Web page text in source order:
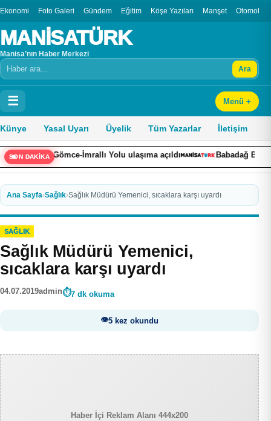
Ekonomi Foto Galeri Gündem Eğitim Köşe Yazıları Manşet Otomobil
MANİSATÜRK
Manisa’nın Haber Merkezi
Arama Ara
☰ Menü +
Künye Yasal Uyarı Üyelik Tüm Yazarlar İletişim
SON DAKİKA
Yolu ulaşıma açıldı Babadağ Belediyesinin kadınlara
Ana Sayfa›Sağlık›Sağlık Müdürü Yemenici, sıcaklara karşı uyardı
SAĞLIK
Sağlık Müdürü Yemenici,
sıcaklara karşı uyardı
04.07.2019admin 7 dk okuma
5 kez okundu
Haber İçi Reklam Alanı 444x200